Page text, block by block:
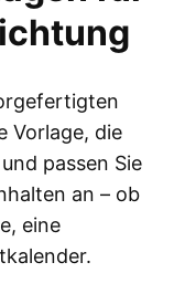
Vorlage, die
passen Sie
an – ob
eine